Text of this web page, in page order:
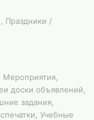
Праздники /
доски объявлений,
задания,
Учебные